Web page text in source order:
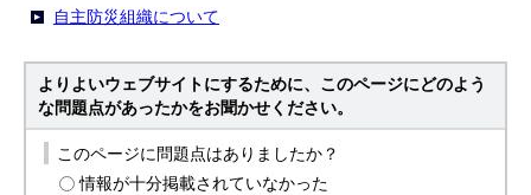
自主防災組織について
よりよいウェブサイトにするために、このページにどのよう
な問題点があったかをお聞かせください。
このページに問題点はありましたか？
情報が十分掲載されていなかった